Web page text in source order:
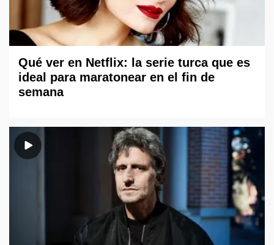
Qué ver en Netflix: la serie turca que es
ideal para maratonear en el fin de
semana